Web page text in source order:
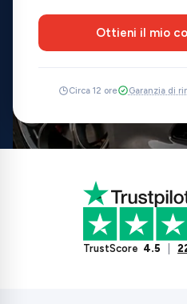
Ottieni il mio
Circa 12 ore Garanzia di
TrustScore 4.5